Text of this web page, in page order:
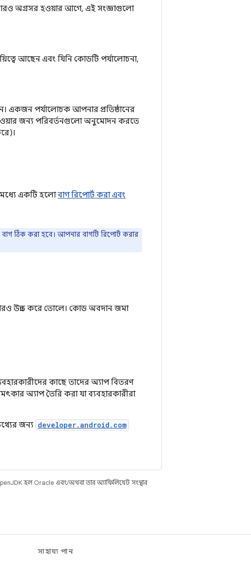
আরও অগ্রসর হওয়ার আগে, এই সংজ্ঞাগুলো
আছেন এবং যিনি কোডটি পর্যালোচনা,
একজন পর্যালোচক আপনার প্রতিষ্ঠানের
জন্য পরিবর্তনগুলো অনুমোদন করতে
মধ্যে একটি হলোবাগ রিপোর্ট করা এবং
ঠিক করা হবে। আপনার বাগটি রিপোর্ট করার
উন্নত করে তোলে। কোড অবদান জমা
কাছে তাদের অ্যাপ বিতরণ
অ্যাপ তৈরি করা যা ব্যবহারকারীরা
জন্য developer.android.com
হল Oracle এবং/অথবা তার অ্যাফিলিয়েট সংস্থার
সাহায্য পান